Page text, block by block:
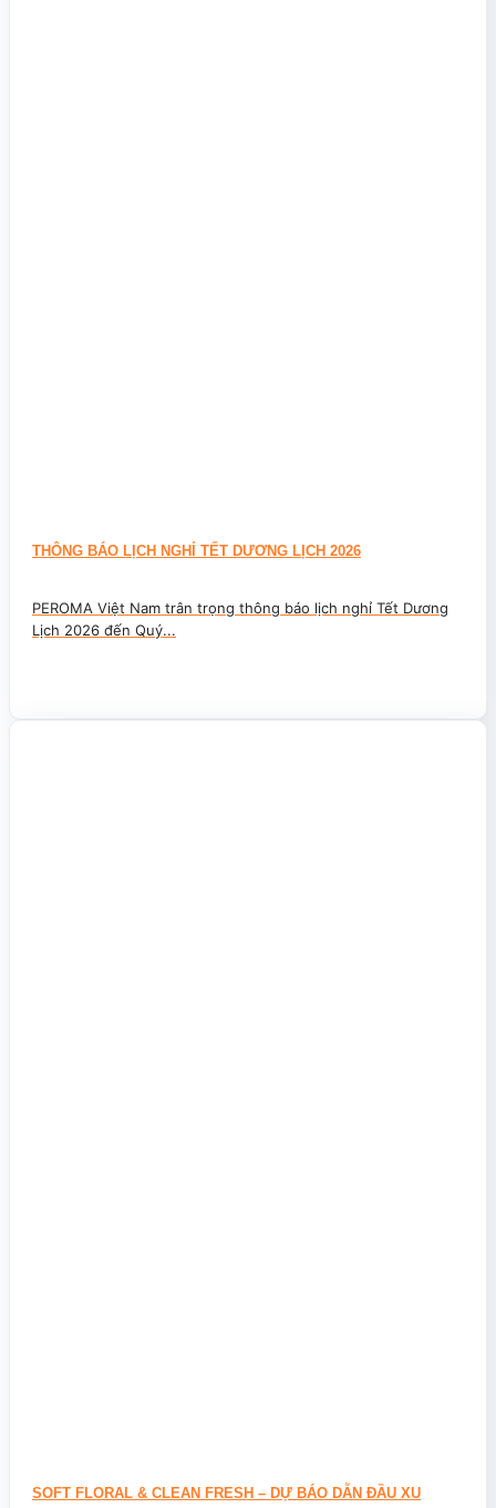
THÔNG BÁO LỊCH NGHỈ TẾT DƯƠNG LỊCH 2026
PEROMA Việt Nam trân trọng thông báo lịch nghỉ Tết Dương
Lịch 2026 đến Quý...
SOFT FLORAL & CLEAN FRESH – DỰ BÁO DẪN ĐẦU XU